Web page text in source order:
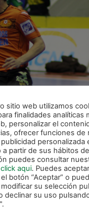
sitio web utilizamos
finalidades analíticas
personalizar el
ofrecer funciones de
personalizada
a partir de sus hábitos
puedes consultar
click aqui. Puedes
botón “Aceptar” o
su selección
declinar su uso